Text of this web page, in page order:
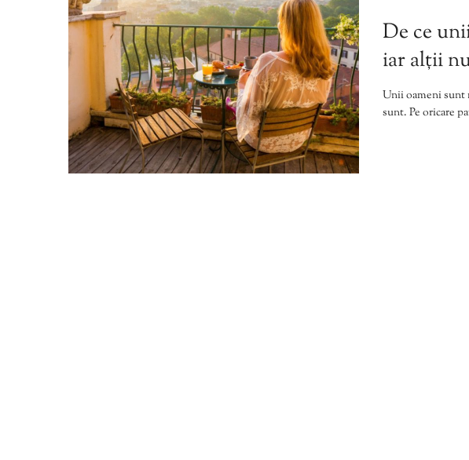
De ce
iar alții
Unii oameni sunt
sunt. Pe oricare